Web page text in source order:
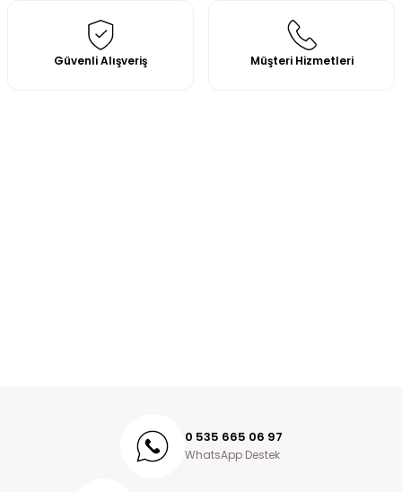
Güvenli Alışveriş Müşteri Hizmetleri
0 535 665 06 97
WhatsApp Destek